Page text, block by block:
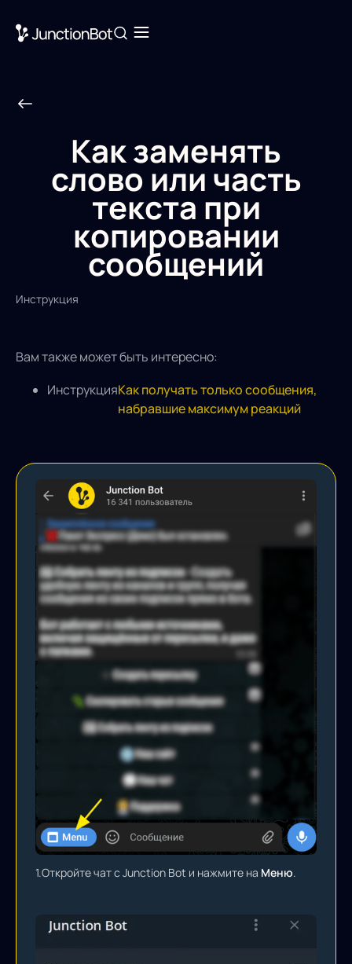
Как заменять
слово или часть
текста при
копировании
сообщений
Инструкция
Вам также может быть интересно:
ИнструкцияКак получать только сообщения,
набравшие максимум реакций
1.Откройте чат с Junction Bot и нажмите на Меню.